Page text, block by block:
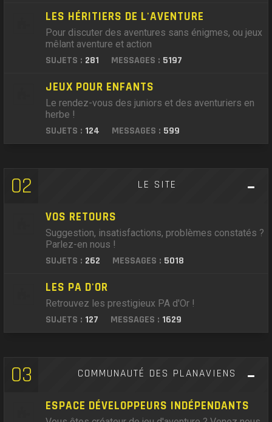
LES HÉRITIERS DE L'AVENTURE
Pour discuter des aventures sans énigmes, ou jeux
mêlant aventure et action
SUJETS : 281 MESSAGES : 5197
JEUX POUR ENFANTS
Le rendez-vous des juniors et des aventuriers en
herbe !
SUJETS : 124 MESSAGES : 599
02 LE SITE
VOS RETOURS
Suggestion, insatisfactions, problèmes constatés ?
Parlez-en nous !
SUJETS : 262 MESSAGES : 5018
LES PA D'OR
Retrouvez les prestigieux PA d'Or !
SUJETS : 127 MESSAGES : 1629
03 COMMUNAUTÉ DES PLANAVIENS
ESPACE DÉVELOPPEURS INDÉPENDANTS